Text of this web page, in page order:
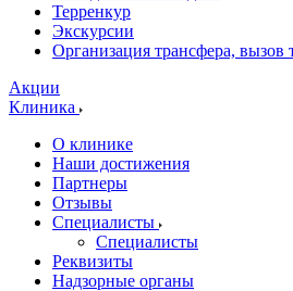
Терренкур
Экскурсии
Организация трансфера, вызов
Акции
Клиника
О клинике
Наши достижения
Партнеры
Отзывы
Специалисты
Специалисты
Реквизиты
Надзорные органы